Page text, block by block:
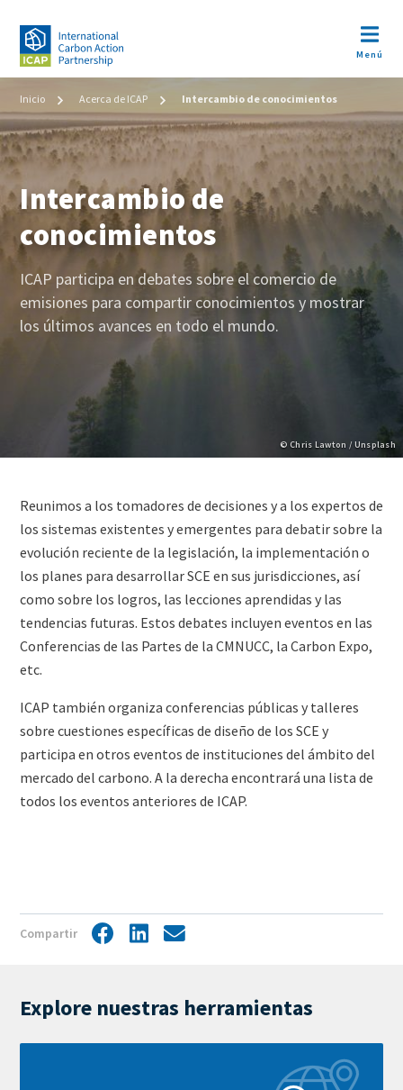
contenido
principal
Open
Menú
Ruta
de
navegación
Inicio Acerca de ICAP Intercambio de conocimientos
Intercambio de
conocimientos
Cuerpo
ICAP participa en debates sobre el comercio de
emisiones para compartir conocimientos y mostrar
los últimos avances en todo el mundo.
Copyright
© Chris Lawton / Unsplash
Content
Reunimos a los tomadores de decisiones y a los expertos de
los sistemas existentes y emergentes para debatir sobre la
evolución reciente de la legislación, la implementación o
los planes para desarrollar SCE en sus jurisdicciones, así
como sobre los logros, las lecciones aprendidas y las
tendencias futuras. Estos debates incluyen eventos en las
Conferencias de las Partes de la CMNUCC, la Carbon Expo,
etc.
ICAP también organiza conferencias públicas y talleres
sobre cuestiones específicas de diseño de los SCE y
participa en otros eventos de instituciones del ámbito del
mercado del carbono. A la derecha encontrará una lista de
todos los eventos anteriores de ICAP.
Compartir FacebookLinkedIn
Share
Explore nuestras herramientas